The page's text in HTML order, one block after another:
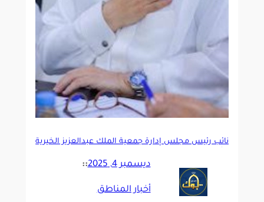
نائب رئيس مجلس إدارة جمعية الملك عبدالعزيز الخيرية
ديسمبر 4, 2025 ::
أخبار المناطق